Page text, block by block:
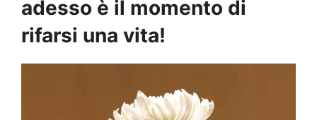
adesso è il momento di
rifarsi una vita!